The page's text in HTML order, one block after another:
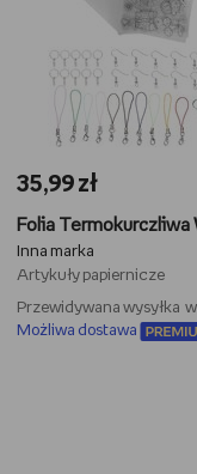
35,99 zł
Inna marka
Artykuły papiernicze
Przewidywana wysyłka
Możliwa dostawa